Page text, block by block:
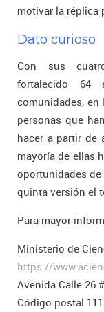
motivar la réplica
Dato curioso
Con sus
fortalecido 64
comunidades, en
personas que
hacer a partir de
mayoría de ellas
oportunidades
quinta versión el
Para mayor
Ministerio de
https://
Avenida Calle 26
Código postal